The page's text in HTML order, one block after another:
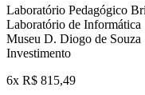
Laboratório Pedagógico
Laboratório de Informática
Museu D. Diogo de Souza
Investimento
6x R$ 815,49